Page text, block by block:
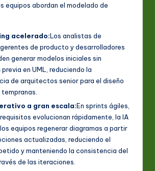
equipos abordan el modelado de
acelerado:Los analistas de
de producto y desarrolladores
generar modelos iniciales sin
en UML, reduciendo la
de arquitectos senior para el diseño
a gran escala:En sprints ágiles,
evolucionan rápidamente, la IA
equipos regenerar diagramas a partir
actualizadas, reduciendo el
y manteniendo la consistencia del
de las iteraciones.